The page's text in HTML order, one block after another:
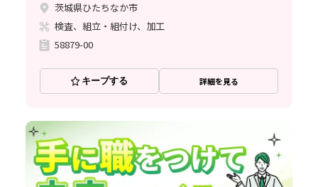
茨城県ひたちなか市
検査、組立・組付け、加工
58879-00
キープする 詳細を見る